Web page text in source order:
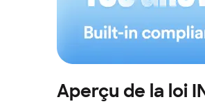
Aperçu de la loi